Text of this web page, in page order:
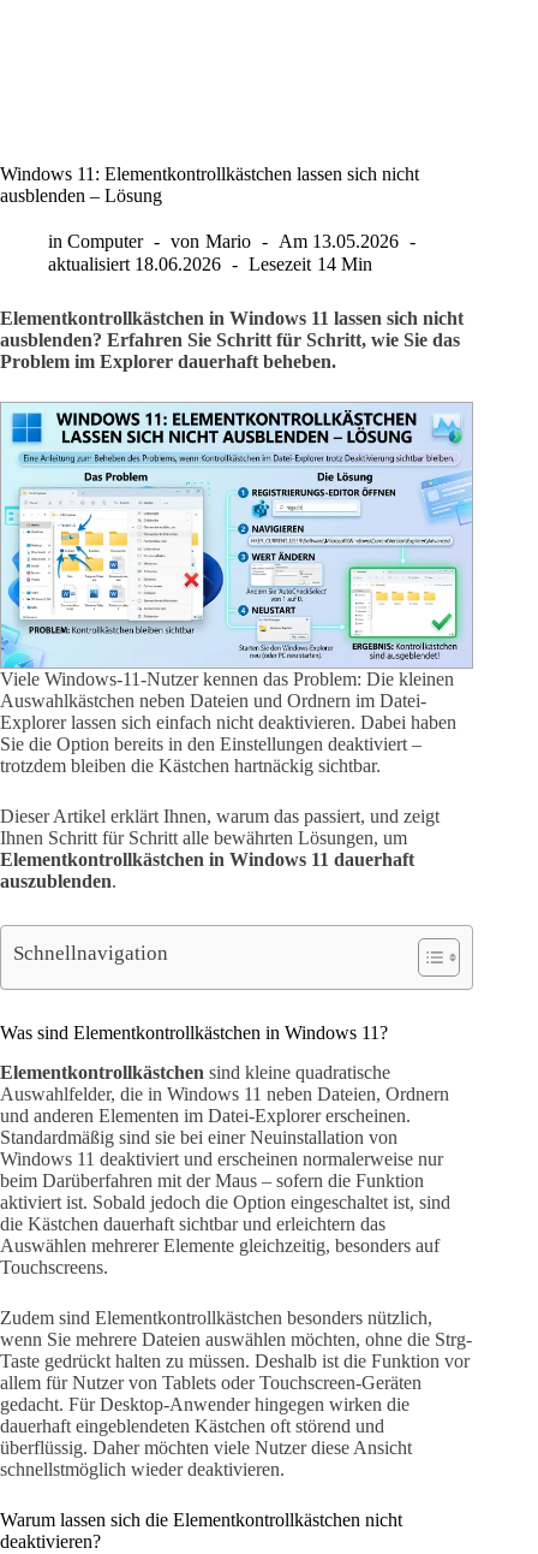
Windows 11: Elementkontrollkästchen lassen sich nicht
ausblenden – Lösung
in Computer von Mario Am 13.05.2026
aktualisiert 18.06.2026 Lesezeit 14 Min
Elementkontrollkästchen in Windows 11 lassen sich nicht
ausblenden? Erfahren Sie Schritt für Schritt, wie Sie das
Problem im Explorer dauerhaft beheben.
Viele Windows-11-Nutzer kennen das Problem: Die kleinen
Auswahlkästchen neben Dateien und Ordnern im Datei-
Explorer lassen sich einfach nicht deaktivieren. Dabei haben
Sie die Option bereits in den Einstellungen deaktiviert –
trotzdem bleiben die Kästchen hartnäckig sichtbar.
Dieser Artikel erklärt Ihnen, warum das passiert, und zeigt
Ihnen Schritt für Schritt alle bewährten Lösungen, um
Elementkontrollkästchen in Windows 11 dauerhaft
auszublenden.
Schnellnavigation
Was sind Elementkontrollkästchen in Windows 11?
Elementkontrollkästchen sind kleine quadratische
Auswahlfelder, die in Windows 11 neben Dateien, Ordnern
und anderen Elementen im Datei-Explorer erscheinen.
Standardmäßig sind sie bei einer Neuinstallation von
Windows 11 deaktiviert und erscheinen normalerweise nur
beim Darüberfahren mit der Maus – sofern die Funktion
aktiviert ist. Sobald jedoch die Option eingeschaltet ist, sind
die Kästchen dauerhaft sichtbar und erleichtern das
Auswählen mehrerer Elemente gleichzeitig, besonders auf
Touchscreens.
Zudem sind Elementkontrollkästchen besonders nützlich,
wenn Sie mehrere Dateien auswählen möchten, ohne die Strg-
Taste gedrückt halten zu müssen. Deshalb ist die Funktion vor
allem für Nutzer von Tablets oder Touchscreen-Geräten
gedacht. Für Desktop-Anwender hingegen wirken die
dauerhaft eingeblendeten Kästchen oft störend und
überflüssig. Daher möchten viele Nutzer diese Ansicht
schnellstmöglich wieder deaktivieren.
Warum lassen sich die Elementkontrollkästchen nicht
deaktivieren?